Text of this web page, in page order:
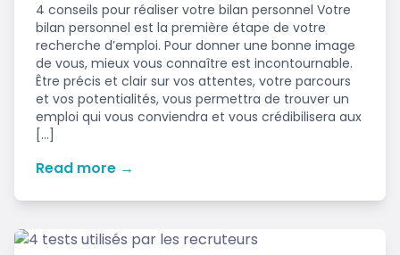
4 conseils pour réaliser votre bilan personnel Votre
bilan personnel est la première étape de votre
recherche d’emploi. Pour donner une bonne image
de vous, mieux vous connaître est incontournable.
Être précis et clair sur vos attentes, votre parcours
et vos potentialités, vous permettra de trouver un
emploi qui vous conviendra et vous crédibilisera aux
[…]
Read more →